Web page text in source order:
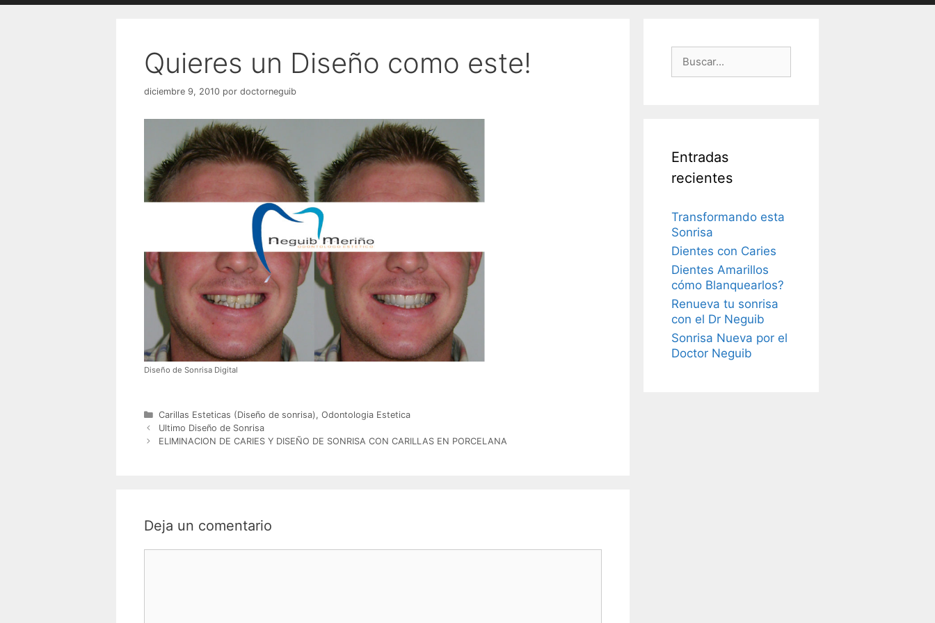
Quieres un Diseño como este!
diciembre 9, 2010 por doctorneguib
Diseño de Sonrisa Digital
Categorías
Carillas Esteticas (Diseño de sonrisa), Odontologia Estetica
Ultimo Diseño de Sonrisa
ELIMINACION DE CARIES Y DISEÑO DE SONRISA CON CARILLAS EN PORCELANA
Deja un comentario
Entradas
recientes
Transformando esta
Sonrisa
Dientes con Caries
Dientes Amarillos
cómo Blanquearlos?
Renueva tu sonrisa
con el Dr Neguib
Sonrisa Nueva por el
Doctor Neguib